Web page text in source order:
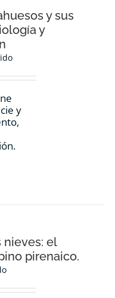
y sus
y
y
nieves: el
pirenaico.